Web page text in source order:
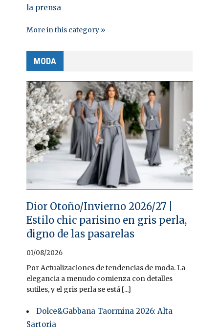
la prensa
More in this category »
MODA
Dior Otoño/Invierno 2026/27 |
Estilo chic parisino en gris perla,
digno de las pasarelas
01/08/2026
Por Actualizaciones de tendencias de moda. La
elegancia a menudo comienza con detalles
sutiles, y el gris perla se está [...]
Dolce&Gabbana Taormina 2026: Alta
Sartoria